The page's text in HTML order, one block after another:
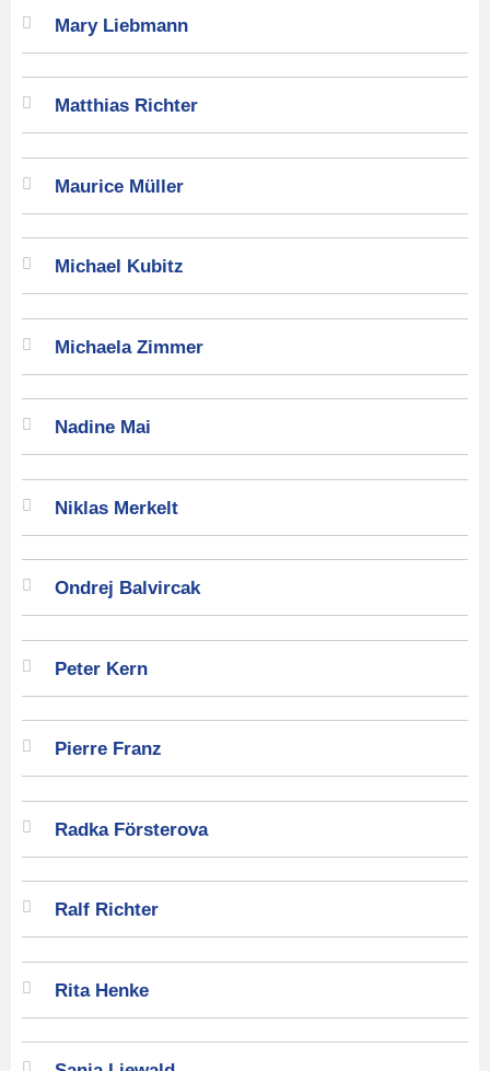
Mary Liebmann
Matthias Richter
Maurice Müller
Michael Kubitz
Michaela Zimmer
Nadine Mai
Niklas Merkelt
Ondrej Balvircak
Peter Kern
Pierre Franz
Radka Försterova
Ralf Richter
Rita Henke